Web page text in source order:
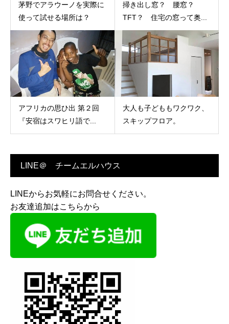
茅野でアラウーノを実際に
使って試せる場所は？
掃き出し窓？ 腰窓？
TFT？ 住宅の窓って奥...
アフリカの思ひ出 第２回
『安宿はスワヒリ語で...
大人も子どももワクワク、
スキップフロア。
LINE＠ チームエルハウス
LINEからお気軽にお問合せください。
お友達追加はこちらから